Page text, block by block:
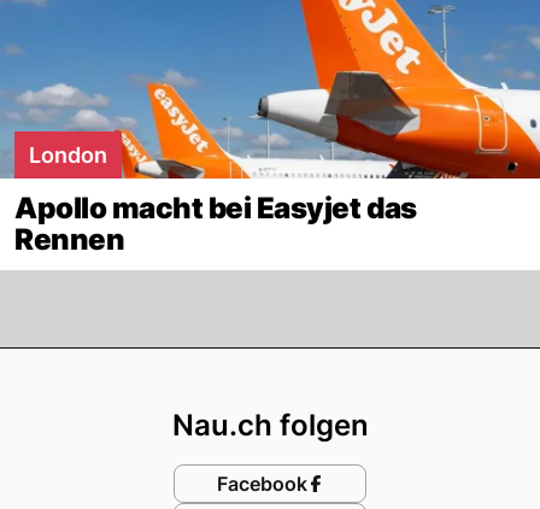
London
Apollo macht bei Easyjet das
Rennen
Nau.ch folgen
Facebook